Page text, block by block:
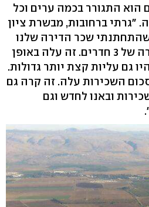
הוא התגורר בכמה ערים וכל
"גרתי ברחובות, מבשרת ציון
שכר הדירה שלנו
עמד על 2,000 שקל לדירה של 3 חדרים. זה עלה באופן
גם עליות קצת יותר גדולות.
השכירות עלה. זה קרה גם
ובאנו לחדש וגם